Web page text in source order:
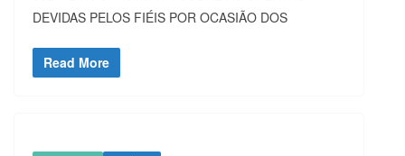
DEVIDAS PELOS FIÉIS POR OCASIÃO DOS
Read More